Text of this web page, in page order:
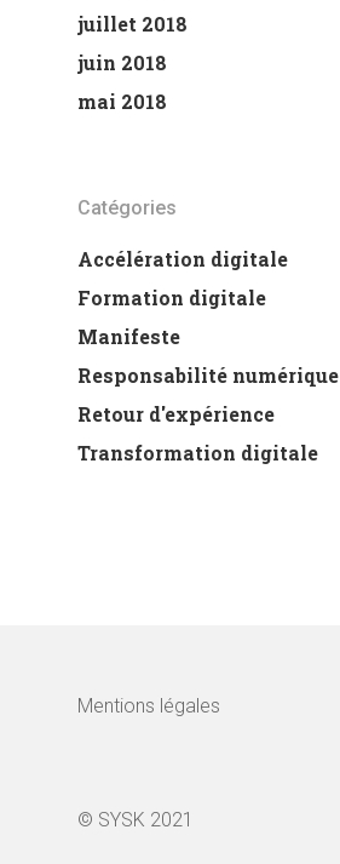
juillet 2018
juin 2018
mai 2018
Catégories
Accélération digitale
Formation digitale
Manifeste
Responsabilité numérique
Retour d'expérience
Transformation digitale
Mentions légales
© SYSK 2021